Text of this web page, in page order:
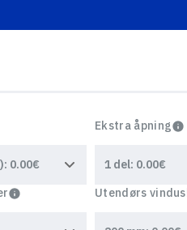
Ekstra åpning
Utendørs